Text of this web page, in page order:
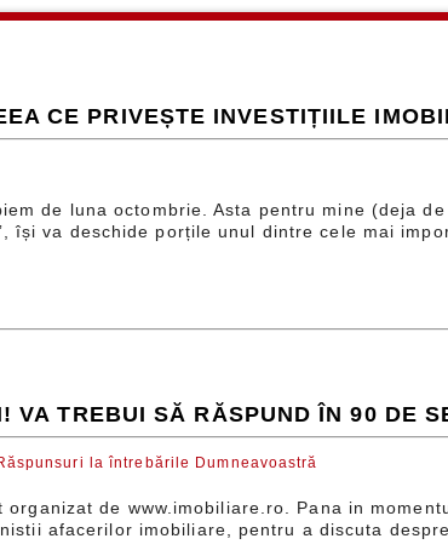
CE PRIVEȘTE INVESTIȚIILE
de luna octombrie. Asta pentru mine (deja
își va deschide porțile unul dintre cele mai
VA TREBUI SĂ RĂSPUND ÎN 90 DE
la întrebările Dumneavoastră
de www.imobiliare.ro. Pana in
afacerilor imobiliare, pentru a discuta